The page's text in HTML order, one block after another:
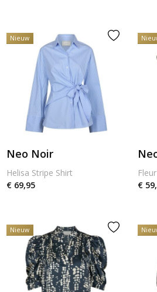
Nieuw
Neo Noir
Helisa Stripe Shirt
€ 69,95
€
Nieuw